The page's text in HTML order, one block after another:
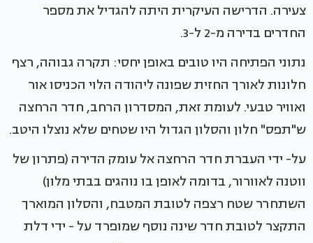
צעירה. הדרישה העיקרית היתה להגדיל את מספר
החדרים בדירה מ-2 ל-3.
נתוני הפתיחה היו טובים באופן יחסי: תקרה גבוהה, רצף
חלונות לאורך החזית שפונה ליהודה הלוי הכניסו אור
ואוויר טבעי. לעומת זאת, המסדרון הרחב, חדר הרחצה
ש"תפס" חלון והסלון הגדול היו שטחים שלא נוצלו היטב.
על- ידי העברת חדר הרחצה אל עומק הדירה (פתרון של
ווטנה לאוורור, בדומה לאופן בו נוהגים בבתי מלון)
השתחרר שטח רצפה לטובת המטבח, והסלון המוארך
התקצר לטובת חדר שינה נוסף שמופרד על - ידי דלת